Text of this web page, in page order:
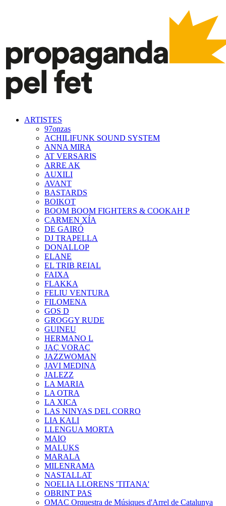
ARTISTES
97onzas
ACHILIFUNK SOUND SYSTEM
ANNA MIRA
AT VERSARIS
ARRE AK
AUXILI
AVANT
BASTARDS
BOIKOT
BOOM BOOM FIGHTERS & COOKAH P
CARMEN XÍA
DE GAIRÓ
DJ TRAPELLA
DONALLOP
ELANE
EL TRIB REIAL
FAIXA
FLAKKA
FELIU VENTURA
FILOMENA
GOS D
GROGGY RUDE
GUINEU
HERMANO L
JAÇ VORAÇ
JAZZWOMAN
JAVI MEDINA
JALEZZ
LA MARIA
LA OTRA
LA XICA
LAS NINYAS DEL CORRO
LIA KALI
LLENGUA MORTA
MAIO
MALUKS
MARALA
MILENRAMA
NASTALLAT
NOELIA LLORENS 'TITANA'
OBRINT PAS
OMAC Orquestra de Músiques d'Arrel de Catalunya